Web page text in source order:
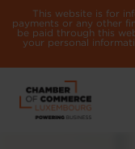
This website is for
payments or any other
be paid through this
your personal